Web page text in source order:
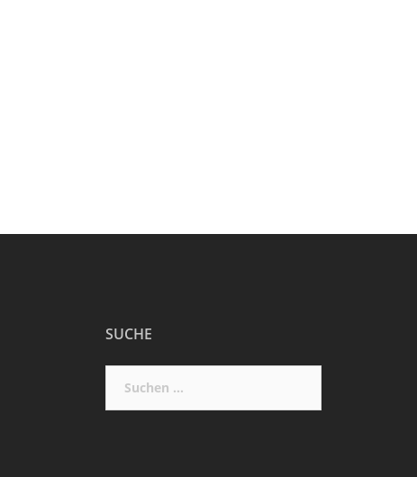
SUCHE
nach: